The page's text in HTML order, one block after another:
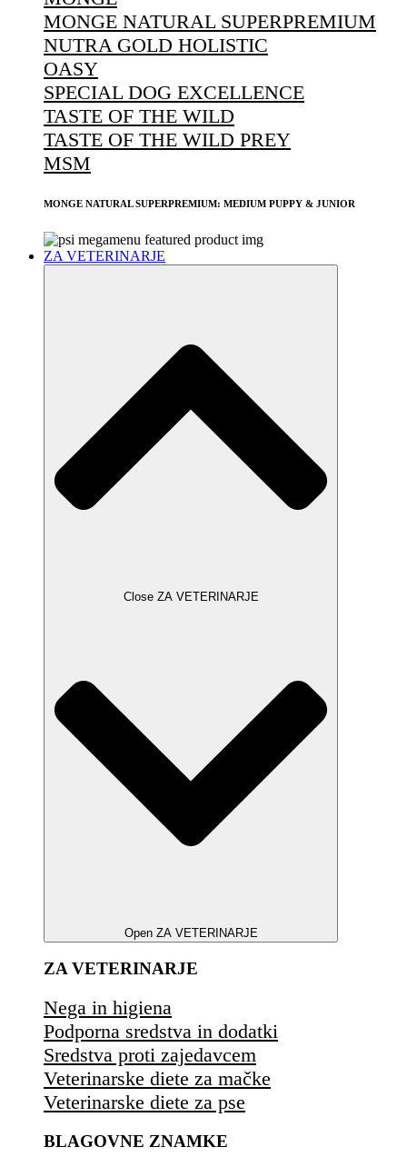
MONGE NATURAL SUPERPREMIUM
NUTRA GOLD HOLISTIC
OASY
SPECIAL DOG EXCELLENCE
TASTE OF THE WILD
TASTE OF THE WILD PREY
MSM
MONGE NATURAL SUPERPREMIUM: MEDIUM PUPPY & JUNIOR
ZA VETERINARJE
Close ZA VETERINARJE
Open ZA VETERINARJE
ZA VETERINARJE
Nega in higiena
Podporna sredstva in dodatki
Sredstva proti zajedavcem
Veterinarske diete za mačke
Veterinarske diete za pse
BLAGOVNE ZNAMKE